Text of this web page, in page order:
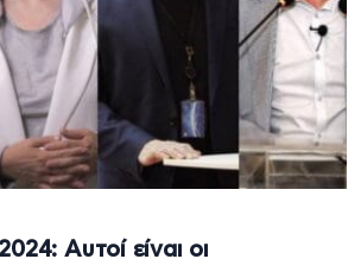
Αυτοί είναι οι